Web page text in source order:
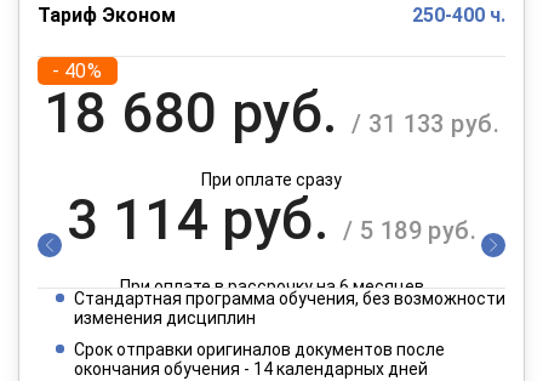
Тариф Эконом 250-400 ч.
- 40%
18 680 руб. / 31 133 руб.
При оплате сразу
3 114 руб. / 5 189 руб.
При оплате в рассрочку на 6 месяцев
1 557 руб.
Стандартная программа обучения, без возможности
изменения дисциплин
Срок отправки оригиналов документов после
окончания обучения - 14 календарных дней